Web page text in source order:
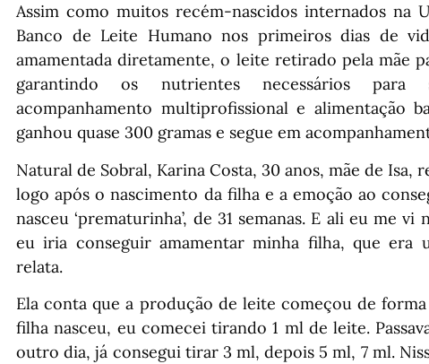
Assim como muitos recém-nascidos internados na
Banco de Leite Humano nos primeiros dias de
amamentada diretamente, o leite retirado pela mãe
garantindo os nutrientes necessários para
acompanhamento multiprofissional e alimentação
ganhou quase 300 gramas e segue em
Natural de Sobral, Karina Costa, 30 anos, mãe de Isa,
logo após o nascimento da filha e a emoção ao
nasceu ‘prematurinha’, de 31 semanas. E ali eu me
eu iria conseguir amamentar minha filha, que era
relata.
Ela conta que a produção de leite começou de
filha nasceu, eu comecei tirando 1 ml de leite.
outro dia, já consegui tirar 3 ml, depois 5 ml, 7 ml.